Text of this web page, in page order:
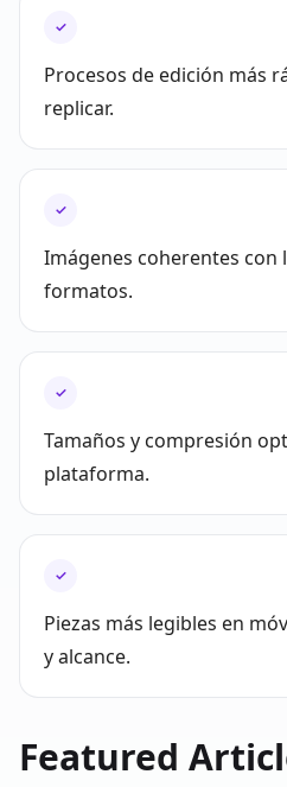
✓
Procesos de edición más
replicar.
✓
Imágenes coherentes con
formatos.
✓
Tamaños y compresión
plataforma.
✓
Piezas más legibles en
y alcance.
Featured